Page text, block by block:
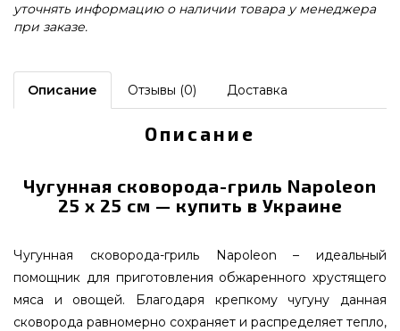
уточнять информацию о наличии товара у менеджера
при заказе.
Описание Отзывы (0) Доставка
Описание
Чугунная сковорода-гриль Napoleon
25 х 25 см — купить в Украине
Чугунная сковорода-гриль Napoleon – идеальный
помощник для приготовления обжаренного хрустящего
мяса и овощей. Благодаря крепкому чугуну данная
сковорода равномерно сохраняет и распределяет тепло,